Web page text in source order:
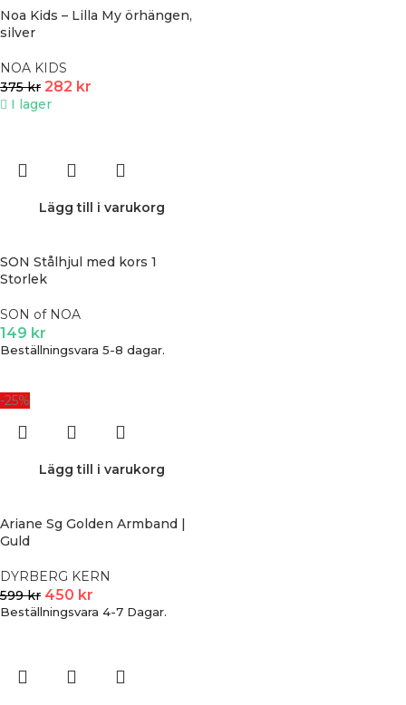
Noa Kids – Lilla My örhängen,
silver
NOA KIDS
375kr 282 kr
I lager
Lägg till i varukorg
SON Stålhjul med kors 1
Storlek
SON of NOA
149 kr
Beställningsvara 5-8 dagar.
-25%
Lägg till i varukorg
Ariane Sg Golden Armband |
Guld
DYRBERG KERN
599kr 450 kr
Beställningsvara 4-7 Dagar.